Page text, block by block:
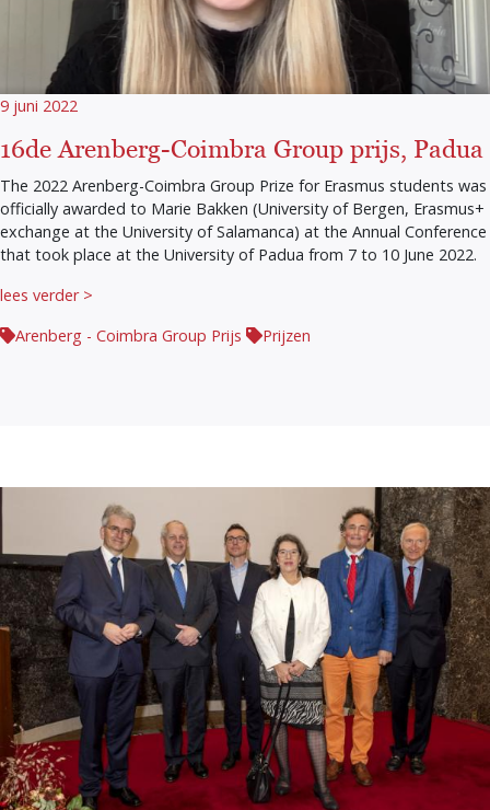
9 juni 2022
16de Arenberg-Coimbra Group prijs, Padua
The 2022 Arenberg-Coimbra Group Prize for Erasmus students was
officially awarded to Marie Bakken (University of Bergen, Erasmus+
exchange at the University of Salamanca) at the Annual Conference
that took place at the University of Padua from 7 to 10 June 2022.
lees verder >
Arenberg - Coimbra Group Prijs
Prijzen